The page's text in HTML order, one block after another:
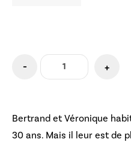
- +
Bertrand et Véronique
30 ans. Mais il leur est de